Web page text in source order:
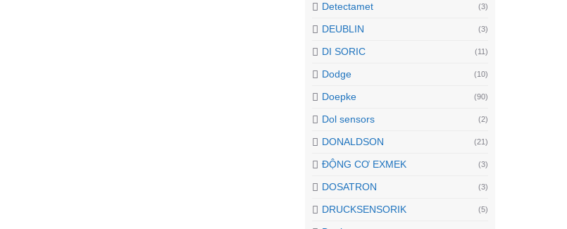
Detectamet (3)
DEUBLIN (3)
DI SORIC (11)
Dodge (10)
Doepke (90)
Dol sensors (2)
DONALDSON (21)
ĐỘNG CƠ EXMEK (3)
DOSATRON (3)
DRUCKSENSORIK (5)